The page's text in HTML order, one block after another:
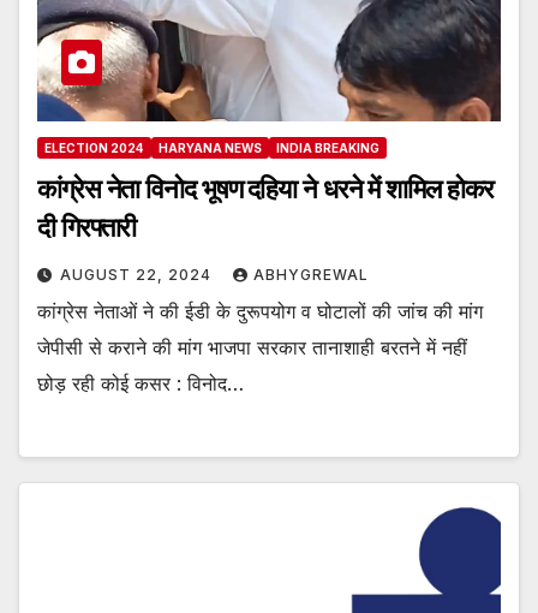
ELECTION 2024 HARYANA NEWS INDIA BREAKING
कांग्रेस नेता विनोद भूषण दहिया ने धरने में शामिल होकर
दी गिरफ्तारी
AUGUST 22, 2024 ABHYGREWAL
कांग्रेस नेताओं ने की ईडी के दुरूपयोग व घोटालों की जांच की मांग
जेपीसी से कराने की मांग भाजपा सरकार तानाशाही बरतने में नहीं
छोड़ रही कोई कसर : विनोद…